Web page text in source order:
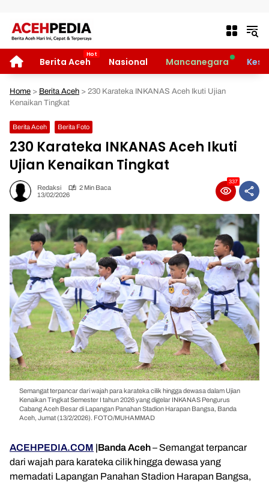
HOMEBerita Aceh Nasional Mancanegara
Home > Berita Aceh > 230 Karateka INKANAS Aceh Ikuti Ujian
Kenaikan Tingkat
Berita Aceh Berita Foto
230 Karateka INKANAS Aceh Ikuti
Ujian Kenaikan Tingkat
Redaksi
2 Min Baca
13/02/2026
337
Semangat terpancar dari wajah para karateka cilik hingga dewasa dalam Ujian
Kenaikan Tingkat Semester I tahun 2026 yang digelar INKANAS Pengurus
Cabang Aceh Besar di Lapangan Panahan Stadion Harapan Bangsa, Banda
Aceh, Jumat (13/2/2026). FOTO/MUHAMMAD
ACEHPEDIA.COM |Banda Aceh– Semangat terpancar
dari wajah para karateka cilik hingga dewasa yang
memadati Lapangan Panahan Stadion Harapan Bangsa,